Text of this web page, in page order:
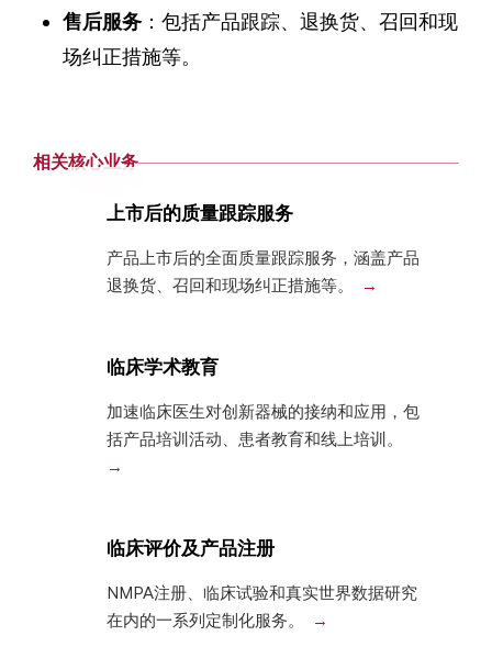
售后服务 ：包括产品跟踪、退换货、召回和现
场纠正措施等。
相关核心业务
上市后的质量跟踪服务
产品上市后的全面质量跟踪服务，涵盖产品
退换货、召回和现场纠正措施等。
临床学术教育
加速临床医生对创新器械的接纳和应用，包
括产品培训活动、患者教育和线上培训。
临床评价及产品注册
NMPA注册、临床试验和真实世界数据研究
在内的一系列定制化服务。